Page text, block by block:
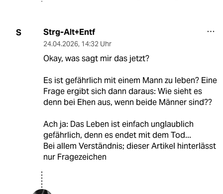
S Strg-Alt+Entf
24.04.2026, 14:32 Uhr
Okay, was sagt mir das jetzt?
Es ist gefährlich mit einem Mann zu leben? Eine
Frage ergibt sich dann daraus: Wie sieht es
denn bei Ehen aus, wenn beide Männer sind??
Ach ja: Das Leben ist einfach unglaublich
gefährlich, denn es endet mit dem Tod...
Bei allem Verständnis; dieser Artikel hinterlässt
nur Fragezeichen